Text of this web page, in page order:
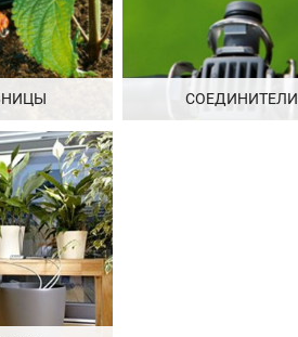
СОЕДИНИТЕЛИ